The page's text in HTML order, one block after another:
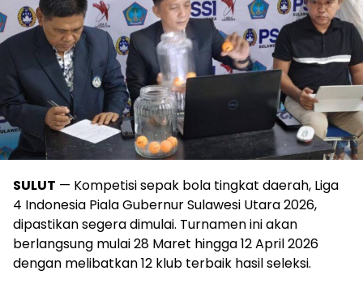
SULUT — Kompetisi sepak bola tingkat daerah, Liga
4 Indonesia Piala Gubernur Sulawesi Utara 2026,
dipastikan segera dimulai. Turnamen ini akan
berlangsung mulai 28 Maret hingga 12 April 2026
dengan melibatkan 12 klub terbaik hasil seleksi.